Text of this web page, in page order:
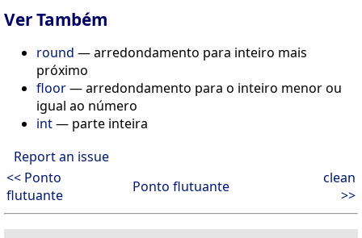
Ver Também
round — arredondamento para inteiro mais
próximo
floor— arredondamento para o inteiro menor ou
igual ao número
int— parte inteira
Report an issue
<< Ponto
flutuante
Ponto flutuante
clean
>>